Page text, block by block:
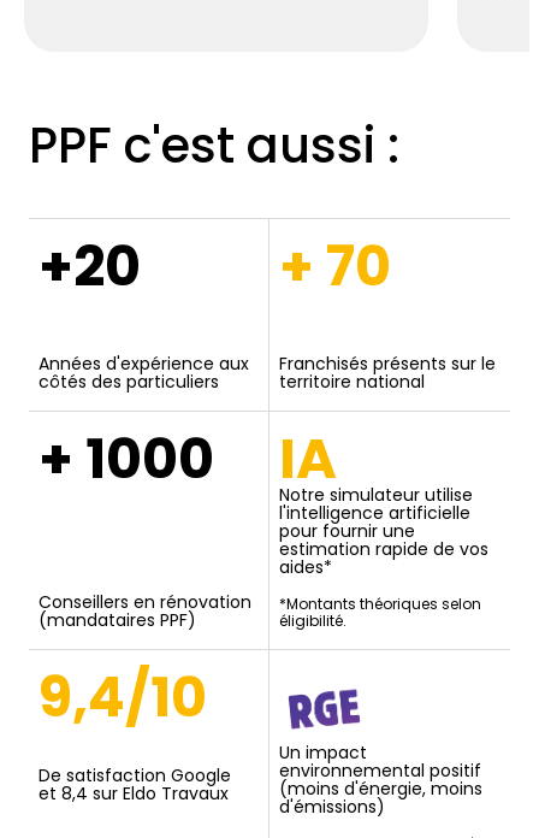
PPF c'est aussi :
+20
Années d'expérience aux
côtés des particuliers
+ 70
Franchisés présents sur le
territoire national
+ 1000
Conseillers en rénovation
(mandataires PPF)
IA
Notre simulateur utilise
l'intelligence artificielle
pour fournir une
estimation rapide de vos
aides*
*Montants théoriques selon
éligibilité.
9,4/10
De satisfaction Google
et 8,4 sur Eldo Travaux
Un impact
environnemental positif
(moins d'énergie, moins
d'émissions)